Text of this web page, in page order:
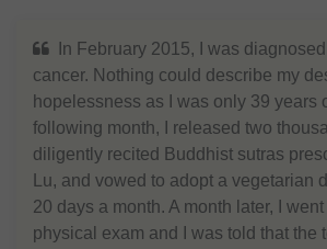
In February 2015, I was
cancer. Nothing could describe my
hopelessness as I was only 39 years
following month, I released two
diligently recited Buddhist sutras
Lu, and vowed to adopt a vegetarian
20 days a month. A month later, I
physical exam and I was told that the